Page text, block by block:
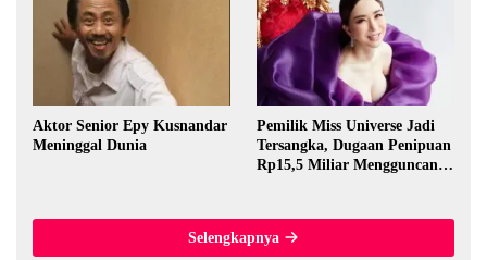
Aktor Senior Epy Kusnandar
Meninggal Dunia
Pemilik Miss Universe Jadi
Tersangka, Dugaan Penipuan
Rp15,5 Miliar Mengguncang
Selengkapnya